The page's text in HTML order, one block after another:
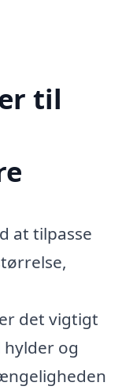
til
at tilpasse
det vigtigt
og